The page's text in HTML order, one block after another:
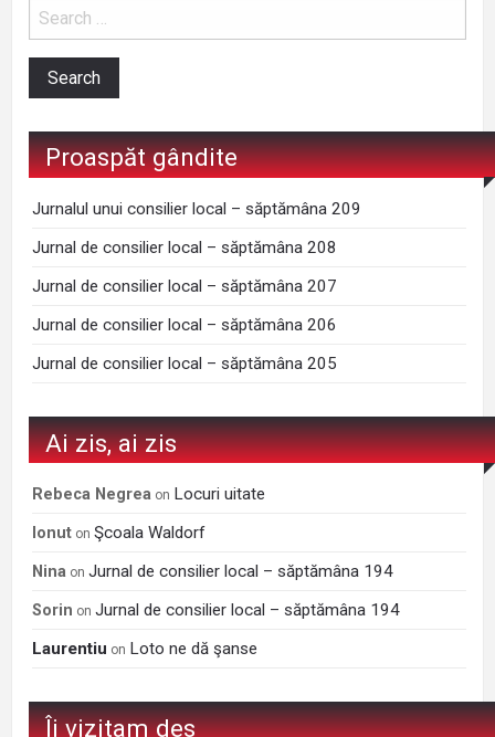
Proaspăt gândite
Jurnalul unui consilier local – săptămâna 209
Jurnal de consilier local – săptămâna 208
Jurnal de consilier local – săptămâna 207
Jurnal de consilier local – săptămâna 206
Jurnal de consilier local – săptămâna 205
Ai zis, ai zis
Rebeca Negrea on Locuri uitate
Ionut onŞcoala Waldorf
Nina onJurnal de consilier local – săptămâna 194
Sorin onJurnal de consilier local – săptămâna 194
Laurentiu on Loto ne dă şanse
Îi vizitam des